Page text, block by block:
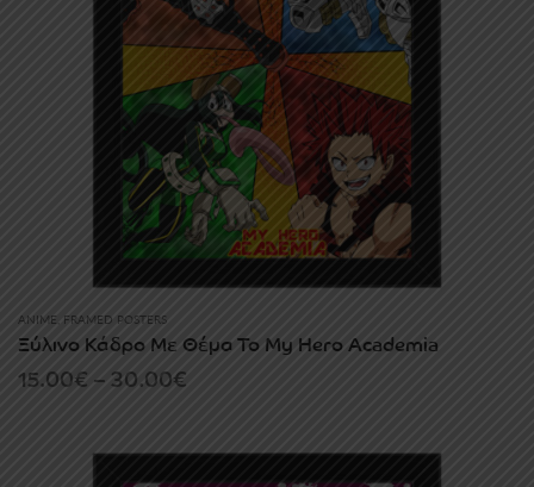
ANIME FRAMED POSTERS
Ξύλινο Κάδρο Με Θέμα Το My Hero Academia
15.00€–30.00€
15.00€